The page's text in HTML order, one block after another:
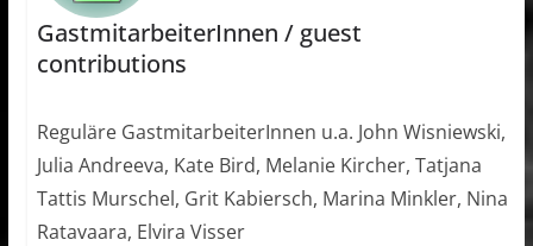
GastmitarbeiterInnen / guest
contributions
Reguläre GastmitarbeiterInnen u.a. John Wisniewski,
Julia Andreeva, Kate Bird, Melanie Kircher, Tatjana
Tattis Murschel, Grit Kabiersch, Marina Minkler, Nina
Ratavaara, Elvira Visser